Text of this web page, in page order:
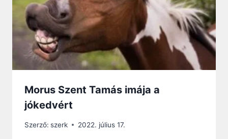
Morus Szent Tamás imája a
jókedvért
Szerző: szerk 2022. július 17.